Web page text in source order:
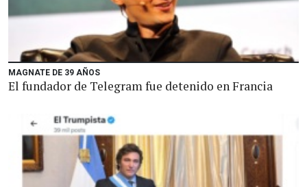
MAGNATE DE 39 AÑOS
El fundador de Telegram fue detenido en Francia